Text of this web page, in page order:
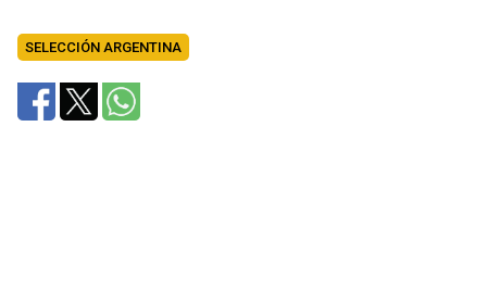
SELECCIÓN ARGENTINA